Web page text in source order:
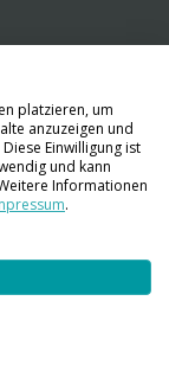
platzieren, um
anzuzeigen und
Einwilligung ist
und kann
Informationen
.